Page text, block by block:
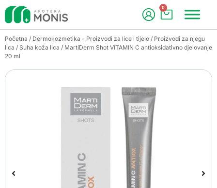
0
Početna / Dermokozmetika - Proizvodi za lice i tijelo / Proizvodi za njegu
lica / Suha koža lica / MartiDerm Shot VITAMIN C antioksidativno djelovanje
20 ml